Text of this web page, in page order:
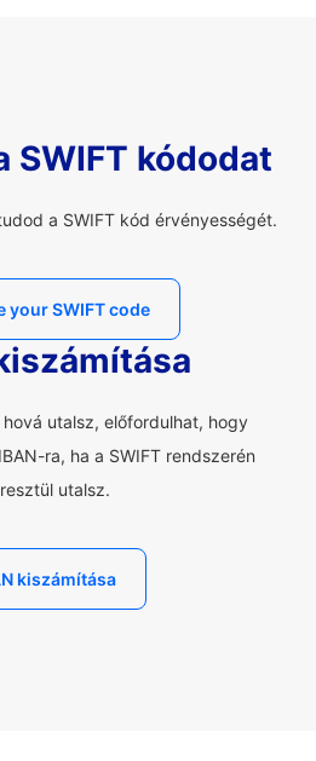
SWIFT kódodat
a SWIFT kód érvényességét.
your SWIFT code
utalsz, előfordulhat, hogy
ra, ha a SWIFT rendszerén
utalsz.
kiszámítása